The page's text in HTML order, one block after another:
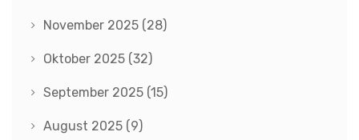
November 2025 (28)
Oktober 2025 (32)
September 2025 (15)
August 2025 (9)